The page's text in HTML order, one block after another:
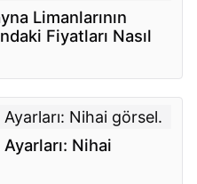
Limanlarının
Fiyatları Nasıl
Nihai